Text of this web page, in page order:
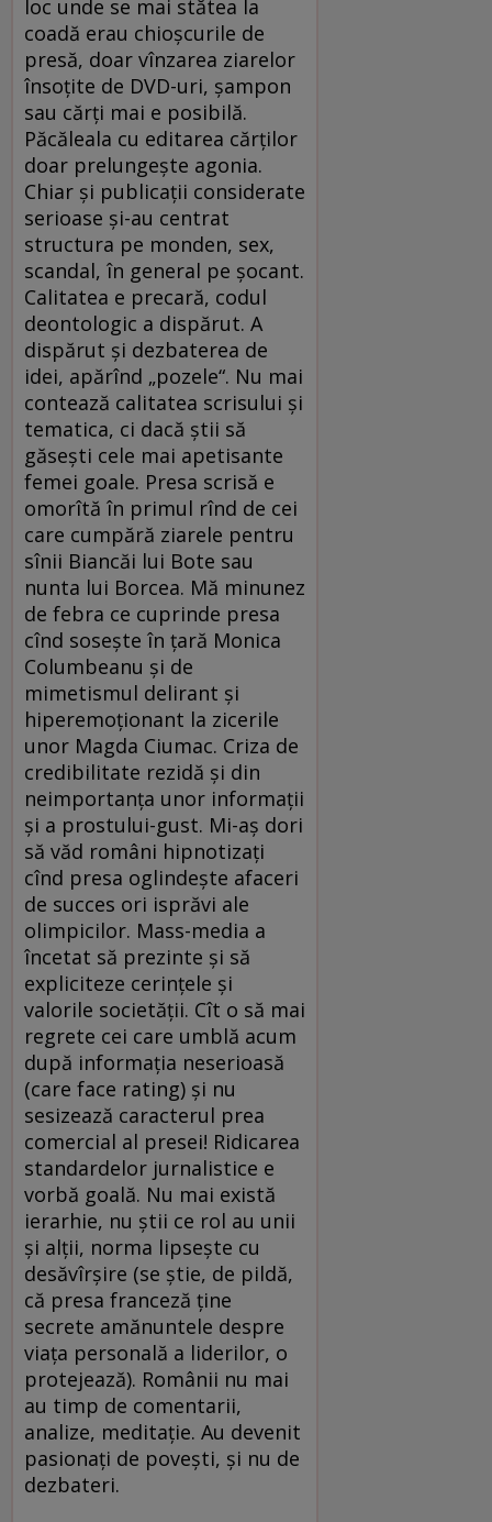
loc unde se mai stătea la
coadă erau chioşcurile de
presă, doar vînzarea ziarelor
însoţite de DVD-uri, şampon
sau cărţi mai e posibilă.
Păcăleala cu editarea cărţilor
doar prelungeşte agonia.
Chiar şi publicaţii considerate
serioase şi-au centrat
structura pe monden, sex,
scandal, în general pe şocant.
Calitatea e precară, codul
deontologic a dispărut. A
dispărut şi dezbaterea de
idei, apărînd „pozele“. Nu mai
contează calitatea scrisului şi
tematica, ci dacă ştii să
găseşti cele mai apetisante
femei goale. Presa scrisă e
omorîtă în primul rînd de cei
care cumpără ziarele pentru
sînii Biancăi lui Bote sau
nunta lui Borcea. Mă minunez
de febra ce cuprinde presa
cînd soseşte în ţară Monica
Columbeanu şi de
mimetismul delirant şi
hiperemoţionant la zicerile
unor Magda Ciumac. Criza de
credibilitate rezidă şi din
neimportanţa unor informaţii
şi a prostului-gust. Mi-aş dori
să văd români hipnotizaţi
cînd presa oglindeşte afaceri
de succes ori isprăvi ale
olimpicilor. Mass-media a
încetat să prezinte şi să
expliciteze cerinţele şi
valorile societăţii. Cît o să mai
regrete cei care umblă acum
după informaţia neserioasă
(care face rating) şi nu
sesizează caracterul prea
comercial al presei! Ridicarea
standardelor jurnalistice e
vorbă goală. Nu mai există
ierarhie, nu ştii ce rol au unii
şi alţii, norma lipseşte cu
desăvîrşire (se ştie, de pildă,
că presa franceză ţine
secrete amănuntele despre
viaţa personală a liderilor, o
protejează). Românii nu mai
au timp de comentarii,
analize, meditaţie. Au devenit
pasionaţi de poveşti, şi nu de
dezbateri.